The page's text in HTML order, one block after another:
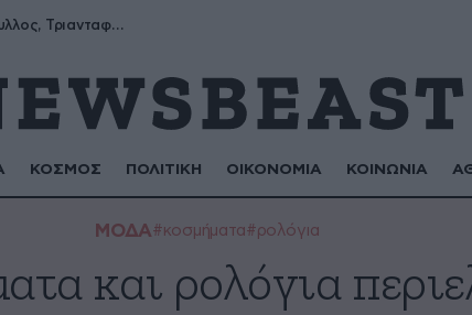
Μύρων, Τριαντάφυλλος, Τριανταφυλλιά, Φυλλιώ, Ρόζα
ΚΟΣΜΟΣ ΠΟΛΙΤΙΚΗ ΟΙΚΟΝΟΜΙΑ ΚΟΙΝΩΝΙΑ
ΜΟΔΑ#κοσμήματα#ρολόγια
και ρολόγια